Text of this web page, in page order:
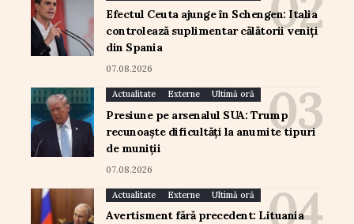
Efectul Ceuta ajunge în Schengen: Italia
controlează suplimentar călătorii veniți
din Spania
07.08.2026
Actualitate Externe Ultimă oră
Presiune pe arsenalul SUA: Trump
recunoaște dificultăți la anumite tipuri
de muniții
07.08.2026
Actualitate Externe Ultimă oră
Avertisment fără precedent: Lituania